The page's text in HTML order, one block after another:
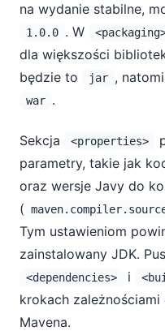
na wydanie stabilne,
1.0.0 . W
dla większości
będzie to
jar ,
war .
Sekcja <properties>
parametry, takie jak
oraz wersje Javy do
(
Tym ustawieniom
zainstalowany JDK.
<dependencies> i
krokach
Mavena.